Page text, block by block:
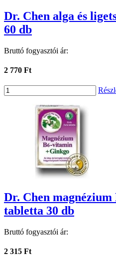
Dr. Chen alga és
60 db
Bruttó fogyasztói ár:
2 770 Ft
Dr. Chen
tabletta 30 db
Bruttó fogyasztói ár:
2 315 Ft